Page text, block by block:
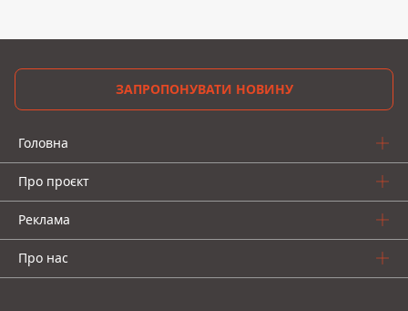
ЗАПРОПОНУВАТИ НОВИНУ
Головна
Про проєкт
Реклама
Про нас